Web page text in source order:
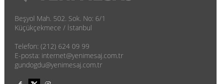
Beşyol Mah. 502. Sok. No: 6/1
Küçükçekmece / İstanbul
Telefon: (212) 624 09 99
E-posta: internet@yenimesaj.com.tr
gundogdu@yenimesaj.com.tr